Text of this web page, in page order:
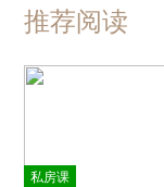
推荐阅读
私房课